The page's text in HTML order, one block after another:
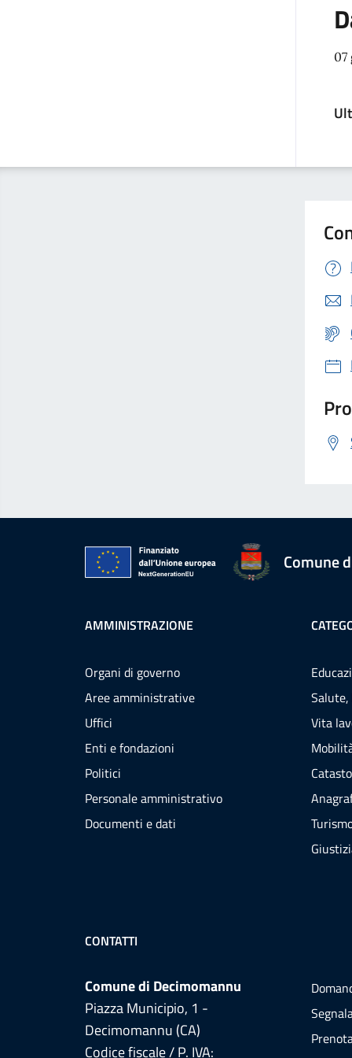
07
Comune
AMMINISTRAZIONE
Organi di governo
Aree amministrative
Uffici
Enti e fondazioni
Politici
Personale amministrativo
Documenti e dati
Salute,
Vita
CONTATTI
Comune di Decimomannu
Piazza Municipio, 1 -
Decimomannu (CA)
Codice fiscale / P. IVA: